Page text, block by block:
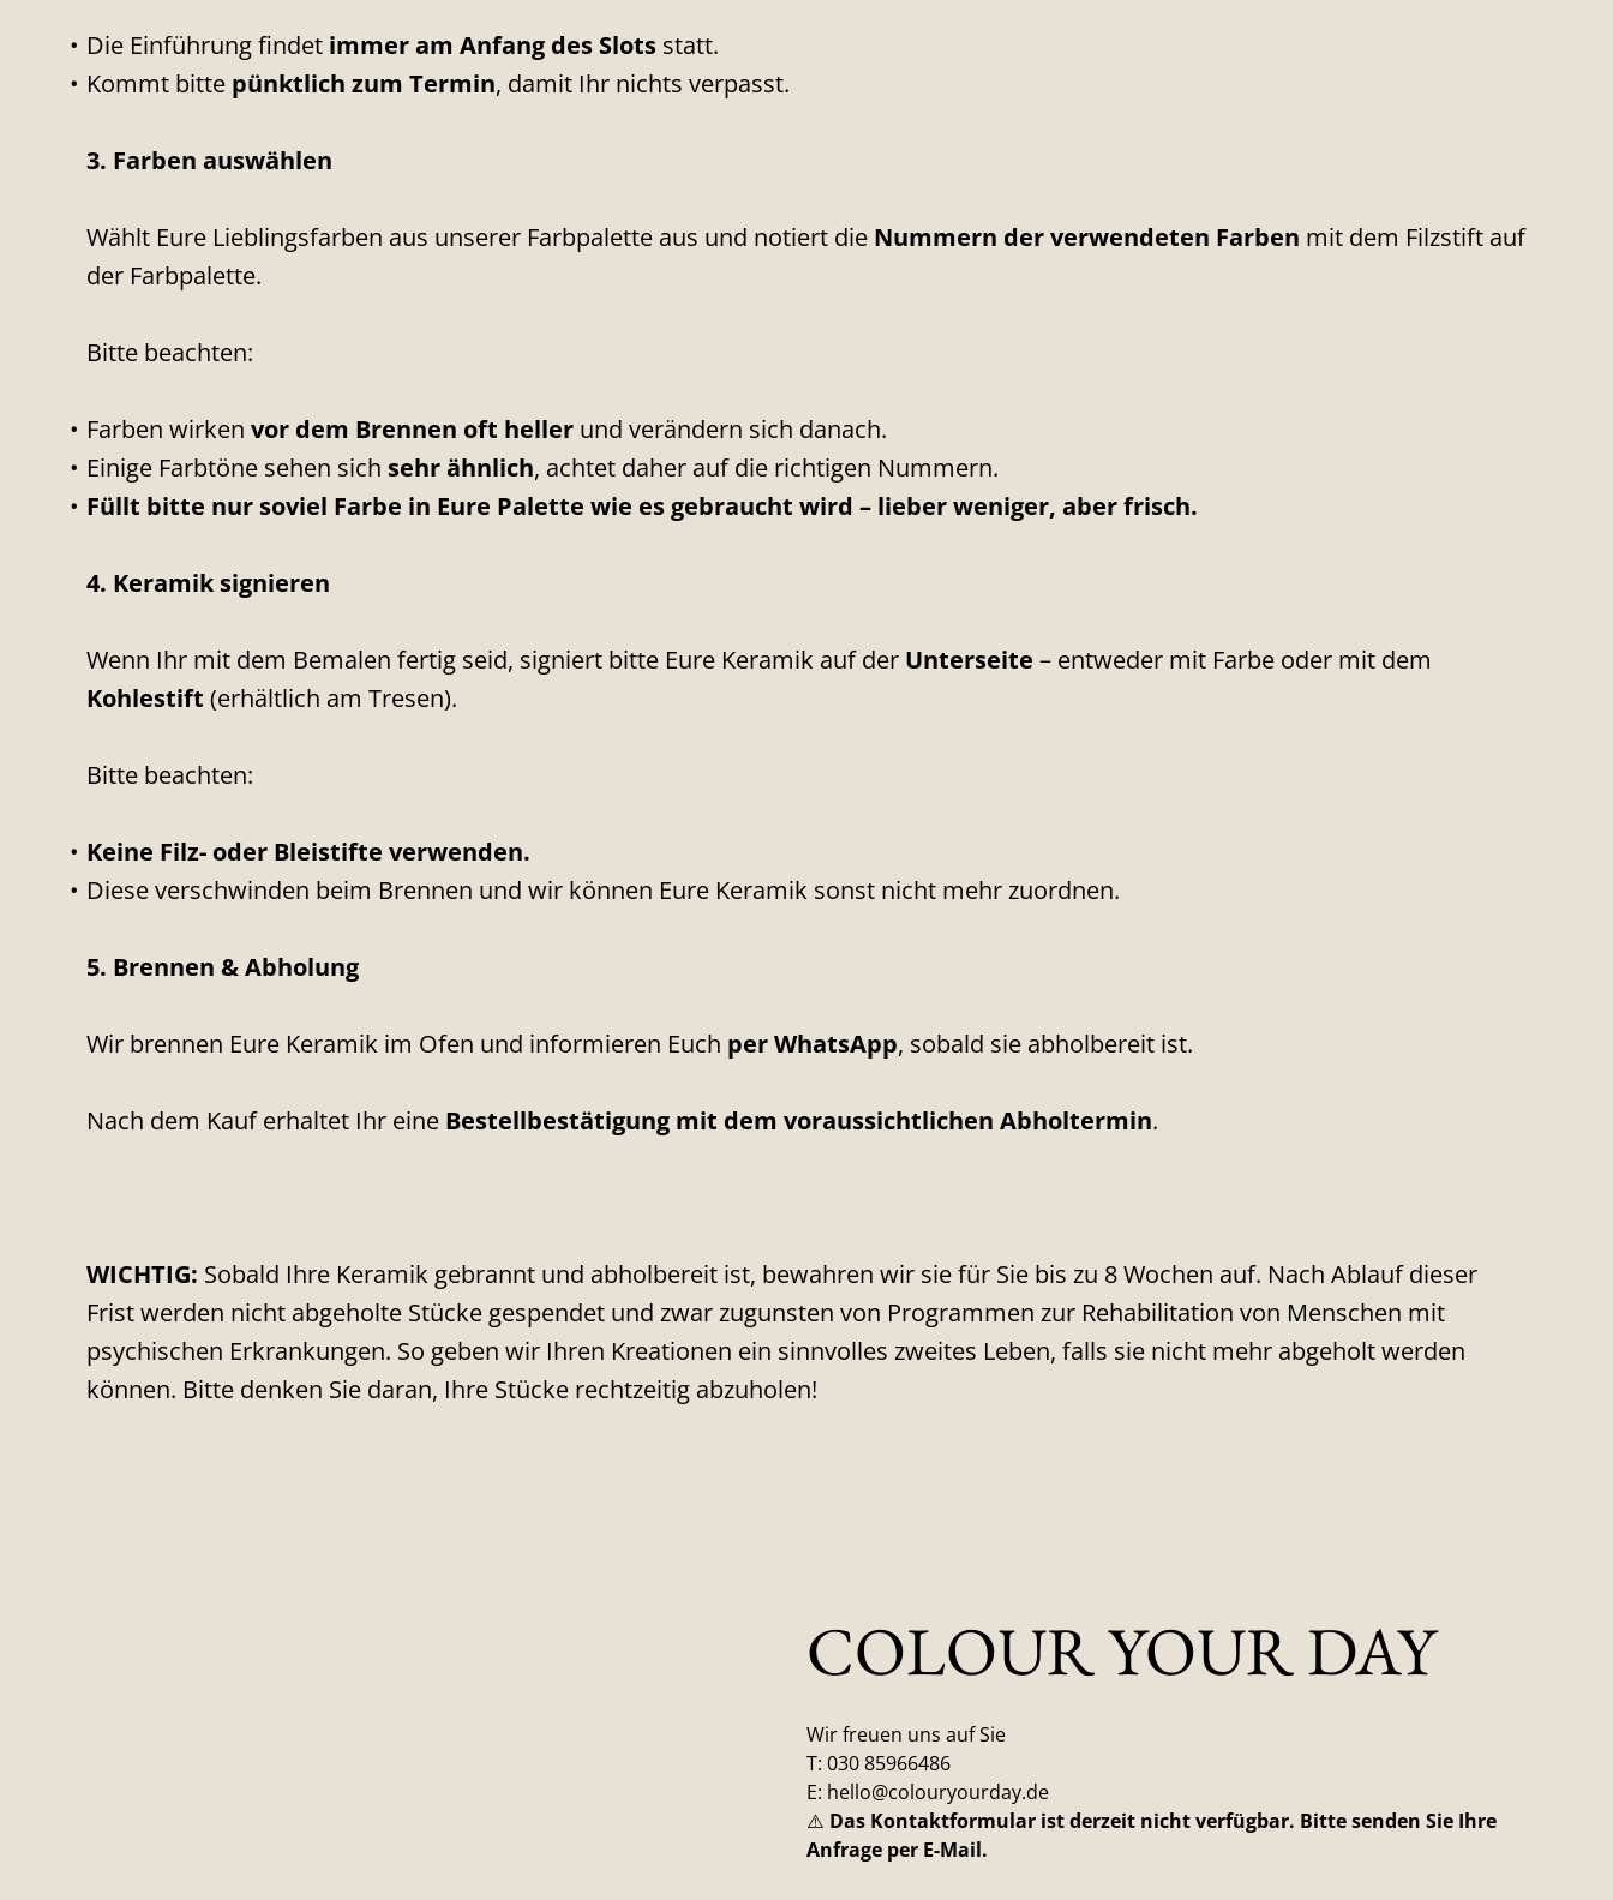
Die Einführung findet immer am Anfang des Slots statt.
Kommt bitte pünktlich zum Termin, damit Ihr nichts verpasst.
3. Farben auswählen
Wählt Eure Lieblingsfarben aus unserer Farbpalette aus und notiert die Nummern der verwendeten Farben mit dem Filzstift auf
der Farbpalette.
Bitte beachten:
Farben wirken vor dem Brennen oft heller und verändern sich danach.
Einige Farbtöne sehen sich sehr ähnlich, achtet daher auf die richtigen Nummern.
Füllt bitte nur soviel Farbe in Eure Palette wie es gebraucht wird – lieber weniger, aber frisch.
4. Keramik signieren
Wenn Ihr mit dem Bemalen fertig seid, signiert bitte Eure Keramik auf der Unterseite – entweder mit Farbe oder mit dem
Kohlestift (erhältlich am Tresen).
Bitte beachten:
Keine Filz- oder Bleistifte verwenden.
Diese verschwinden beim Brennen und wir können Eure Keramik sonst nicht mehr zuordnen.
5. Brennen & Abholung
Wir brennen Eure Keramik im Ofen und informieren Euch per WhatsApp, sobald sie abholbereit ist.
Nach dem Kauf erhaltet Ihr eine Bestellbestätigung mit dem voraussichtlichen Abholtermin.
WICHTIG: Sobald Ihre Keramik gebrannt und abholbereit ist, bewahren wir sie für Sie bis zu 8 Wochen auf. Nach Ablauf dieser
Frist werden nicht abgeholte Stücke gespendet und zwar zugunsten von Programmen zur Rehabilitation von Menschen mit
psychischen Erkrankungen. So geben wir Ihren Kreationen ein sinnvolles zweites Leben, falls sie nicht mehr abgeholt werden
können. Bitte denken Sie daran, Ihre Stücke rechtzeitig abzuholen!
COLOUR YOUR DAY
Wir freuen uns auf Sie
T: 030 85966486
E: hello@colouryourday.de
⚠️ Das Kontaktformular ist derzeit nicht verfügbar. Bitte senden Sie Ihre
Anfrage per E-Mail.